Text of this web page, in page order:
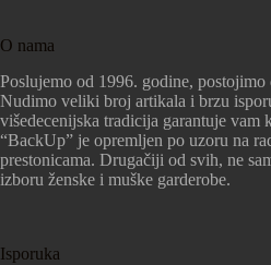
O nama
Poslujemo od 1996. godine, postojimo
Nudimo veliki broj artikala i brzu
višedecenijska tradicija garantuje
“BackUp” je opremljen po uzoru na
prestonicama. Drugačiji od svih, ne
izboru ženske i muške garderobe.
Isporuka